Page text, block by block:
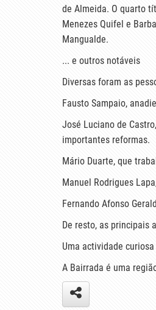
de Almeida. O quarto
Menezes Quifel e
Mangualde.
... e outros notáveis
Diversas foram as
Fausto Sampaio,
José Luciano de
importantes reformas.
Mário Duarte, que
Manuel Rodrigues
Fernando Afonso
De resto, as principais
Uma actividade
A Bairrada é uma